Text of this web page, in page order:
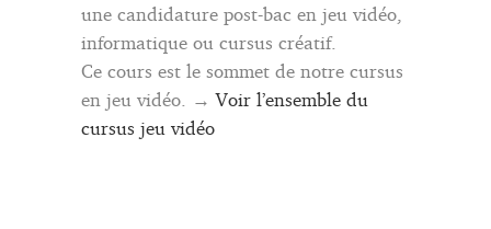
une candidature post-bac en jeu vidéo,
informatique ou cursus créatif.
Ce cours est le sommet de notre cursus
en jeu vidéo. →Voir l’ensemble du
cursus jeu vidéo